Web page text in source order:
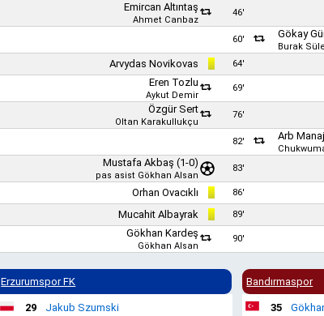
Emircan Altıntaş
Ahmet Canbaz
46'
60' Gökay
Burak
Arvydas Novikovas 64'
Eren Tozlu
Aykut Demir
69'
Özgür Sert
Oltan Karakullukçu
76'
82' Arb Manaj
Mustafa Akbaş (1-0)
pas asist Gökhan Alsan
83'
Orhan Ovacıklı 86'
Mucahit Albayrak 89'
Gökhan Kardeş
Gökhan Alsan
90'
Erzurumspor FK
29 Jakub Szumski
Bandırmaspor
35